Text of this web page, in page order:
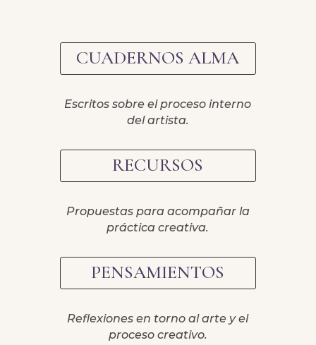
CUADERNOS ALMA
Escritos sobre el proceso interno
del artista.
RECURSOS
Propuestas para acompañar la
práctica creativa.
PENSAMIENTOS
Reflexiones en torno al arte y el
proceso creativo.